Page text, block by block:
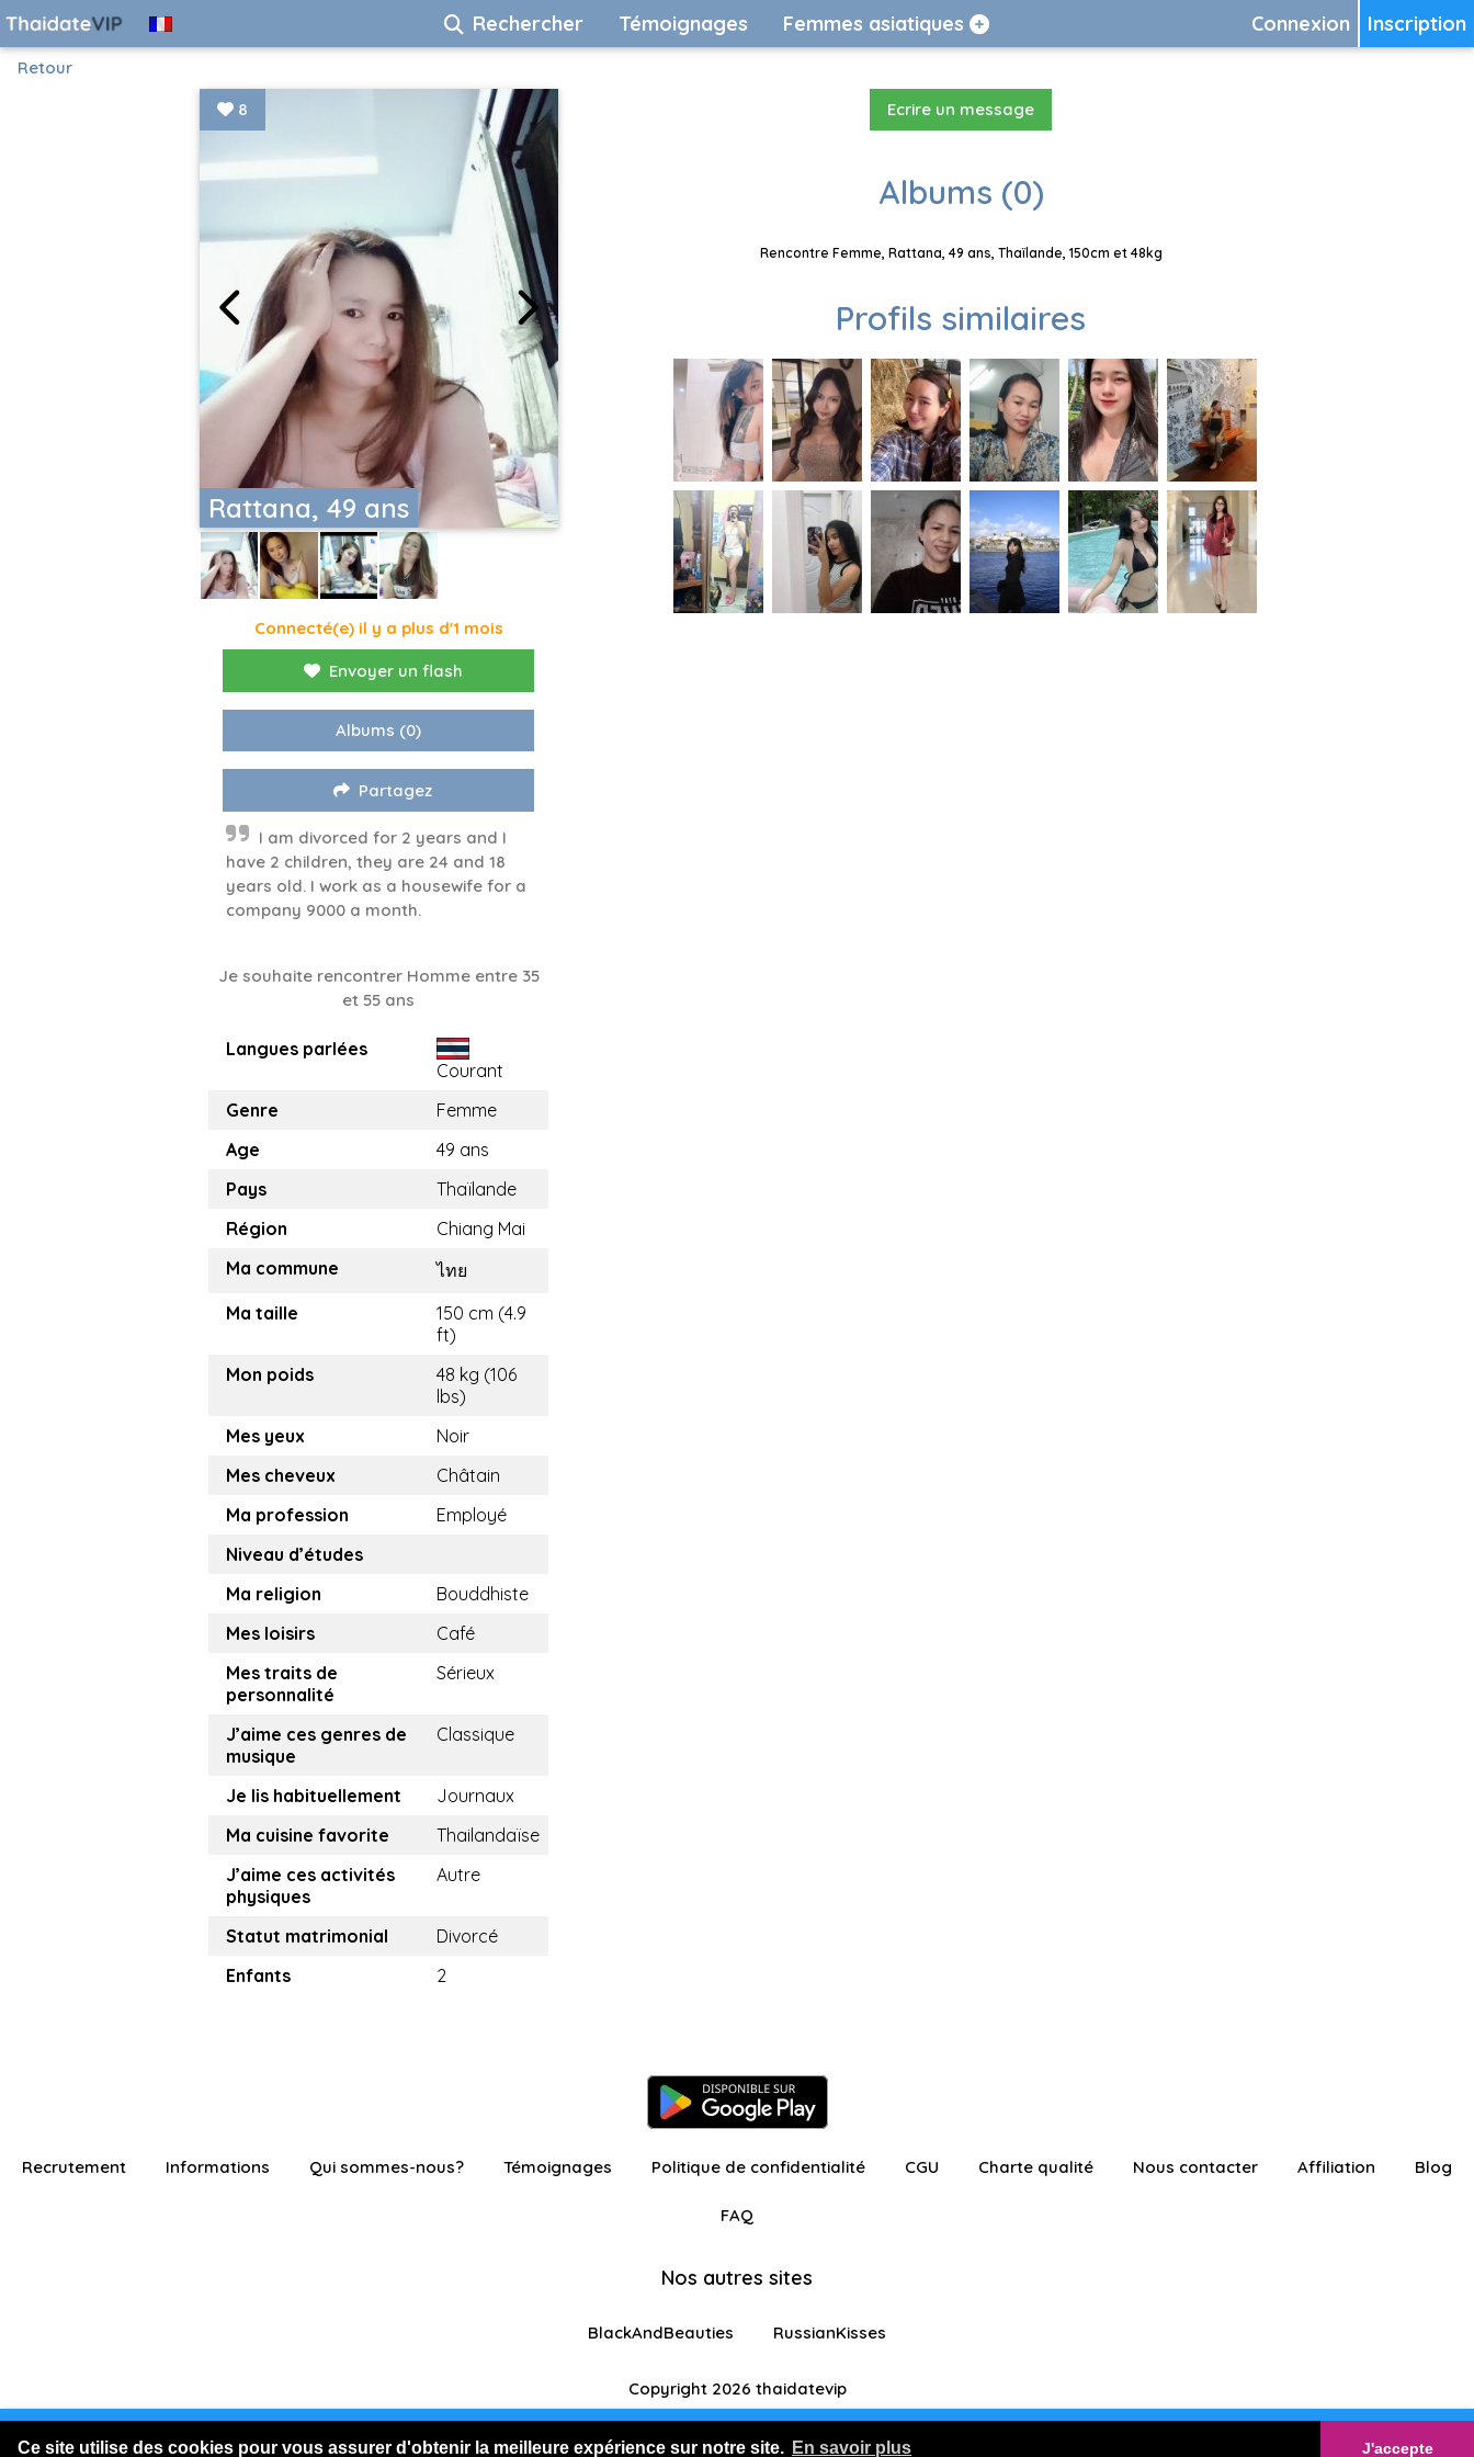
Ce site utilise des cookies pour vous assurer d'obtenir la meilleure expérience sur notre site. En savoir plus J'accepte
Vous êtes connecté en visiteur avec fonctionnalités restreintes Je m'inscris GRATUITEMENT
Inscription
Connexion
Rechercher Témoignages Femmes asiatiques
Retour
Rattana, 49 ans
8
Connecté(e) il y a plus d'1 mois
Envoyer un flash
Albums (0)
Partagez
I am divorced for 2 years and I
have 2 children, they are 24 and 18
years old. I work as a housewife for a
company 9000 a month.
Je souhaite rencontrer Homme entre 35
et 55 ans
Langues parlées
Courant
Genre
Femme
Age
49 ans
Pays
Thaïlande
Région
Chiang Mai
Ma commune
ไทย
Ma taille
150 cm (4.9
ft)
Mon poids
48 kg (106
lbs)
Mes yeux
Noir
Mes cheveux
Châtain
Ma profession
Employé
Niveau d’études
Ma religion
Bouddhiste
Mes loisirs
Café
Mes traits de
personnalité
Sérieux
J’aime ces genres de
musique
Classique
Je lis habituellement
Journaux
Ma cuisine favorite
Thailandaïse
J’aime ces activités
physiques
Autre
Statut matrimonial
Divorcé
Enfants
2
Ecrire un message
Albums (0)
Rencontre Femme, Rattana, 49 ans, Thaïlande, 150cm et 48kg
Profils similaires
Recrutement Informations Qui sommes-nous? Témoignages Politique de confidentialité CGU Charte qualité Nous contacter Affiliation Blog
FAQ
Nos autres sites
BlackAndBeauties RussianKisses
Copyright 2026 thaidatevip